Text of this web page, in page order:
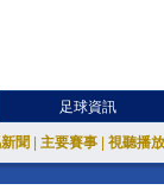
足球資訊
聞 主要賽事 視聽播